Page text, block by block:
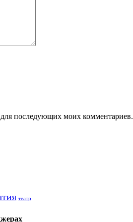
для последующих моих комментариев.
театр